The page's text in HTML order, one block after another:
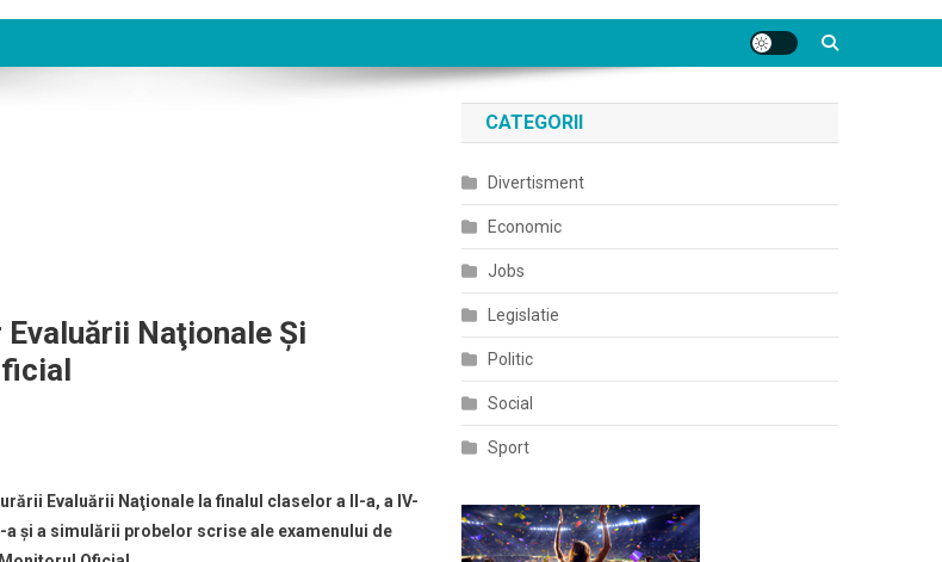
Naţionale Şi
Evaluării Naţionale la finalul claselor a II-a, a IV-
şi a simulării probelor scrise ale examenului de
CATEGORII
Divertisment
Economic
Jobs
Legislatie
Politic
Social
Sport